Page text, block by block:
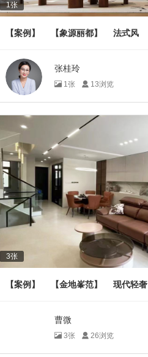
1张
【案例】 【象源丽都】 法式风
张桂玲
1张 13浏览
3张
【案例】 【金地峯范】 现代轻奢
曹微
3张 26浏览